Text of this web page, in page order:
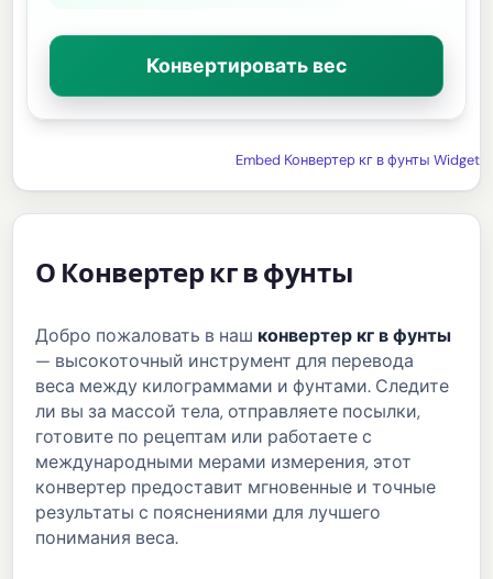
Конвертировать вес
Embed Конвертер кг в фунты Widget
О Конвертер кг в фунты
Добро пожаловать в наш конвертер кг в фунты
— высокоточный инструмент для перевода
веса между килограммами и фунтами. Следите
ли вы за массой тела, отправляете посылки,
готовите по рецептам или работаете с
международными мерами измерения, этот
конвертер предоставит мгновенные и точные
результаты с пояснениями для лучшего
понимания веса.